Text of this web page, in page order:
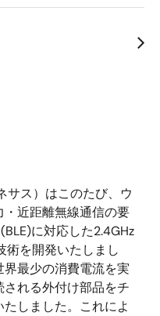
減し、小型、
ムへのチップ
サス）はこのたび、ウ
近距離無線通信の要
に対応した2.4GHz
術を開発いたしまし
最少の消費電流を実
れる外付け部品をチ
しました。これによ